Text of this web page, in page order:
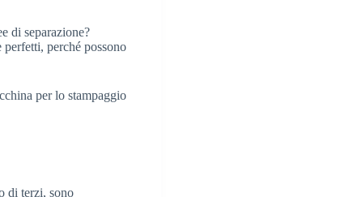
di separazione?
perfetti, perché possono
per lo stampaggio
di terzi, sono